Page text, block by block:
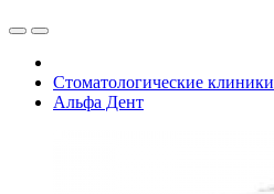
Стоматологические клиники
Альфа Дент